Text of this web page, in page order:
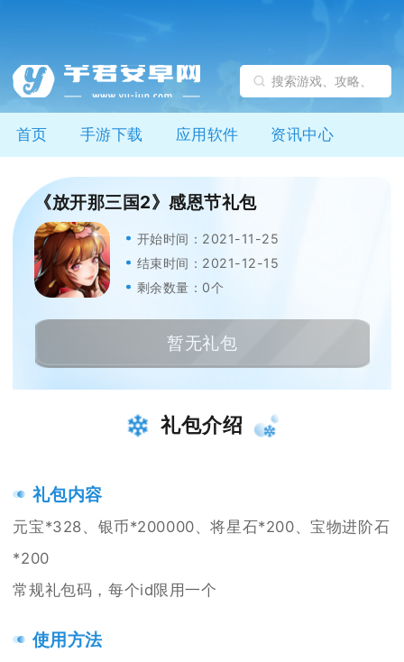
首页 手游下载 应用软件 资讯中心
《放开那三国2》感恩节礼包
开始时间：2021-11-25
结束时间：2021-12-15
剩余数量：0个
暂无礼包
礼包介绍
礼包内容
元宝*328、银币*200000、将星石*200、宝物进阶石
*200
常规礼包码，每个id限用一个
使用方法